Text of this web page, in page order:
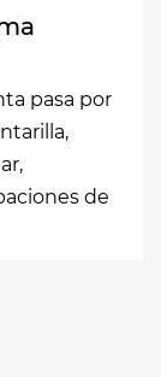
pasa por
de